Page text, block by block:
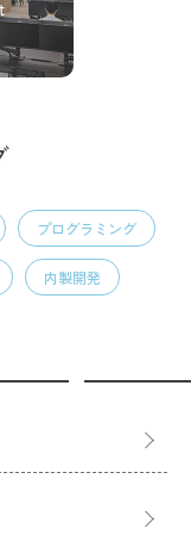
プログラミング
内製開発